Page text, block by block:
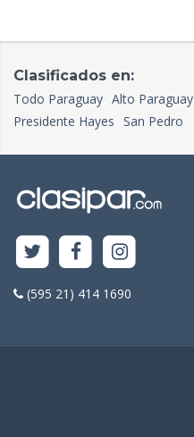
Clasificados en:
Todo Paraguay Alto Paraguay
Presidente Hayes San Pedro
(595 21) 414 1690